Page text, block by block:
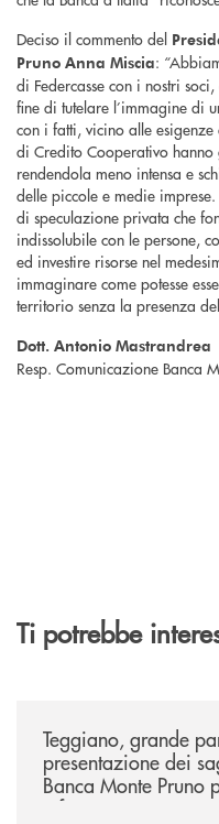
Deciso il commento del
Pruno Anna Miscia:
di Federcasse con i nostri
fine di tutelare l’immagine di
con i fatti, vicino alle
di Credito Cooperativo
rendendola meno intensa e
delle piccole e medie
di speculazione privata che
indissolubile con le persone,
ed investire risorse nel
immaginare come potesse
territorio senza la presenza
Dott. Antonio Mastrandrea
Resp. Comunicazione Banca
Ti potrebbe
Teggiano, grande
presentazione dei
Banca Monte Pruno
e futuro